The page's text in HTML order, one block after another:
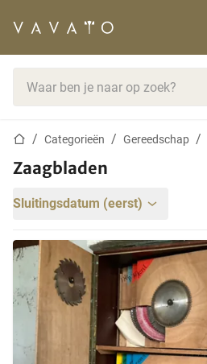
StartpaginaCategorieën Gereedschap
Zaagbladen
Sluitingsdatum (eerst)